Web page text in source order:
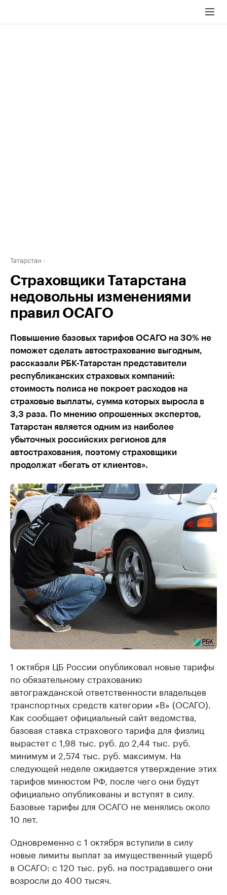
Татарстан
Страховщики Татарстана
недовольны изменениями
правил ОСАГО
Повышение базовых тарифов ОСАГО на 30% не
поможет сделать автострахование выгодным,
рассказали РБК-Татарстан представители
республиканских страховых компаний:
стоимость полиса не покроет расходов на
страховые выплаты, сумма которых выросла в
3,3 раза. По мнению опрошенных экспертов,
Татарстан является одним из наиболее
убыточных российских регионов для
автострахования, поэтому страховщики
продолжат «бегать от клиентов».
1 октября ЦБ России опубликовал новые тарифы
по обязательному страхованию
автогражданской ответственности владельцев
транспортных средств категории «В» (ОСАГО).
Как сообщает официальный сайт ведомства,
базовая ставка страхового тарифа для физлиц
вырастет с 1,98 тыс. руб. до 2,44 тыс. руб.
минимум и 2,574 тыс. руб. максимум. На
следующей неделе ожидается утверждение этих
тарифов минюстом РФ, после чего они будут
официально опубликованы и вступят в силу.
Базовые тарифы для ОСАГО не менялись около
10 лет.
Одновременно с 1 октября вступили в силу
новые лимиты выплат за имущественный ущерб
в ОСАГО: с 120 тыс. руб. на пострадавшего они
возросли до 400 тысяч.